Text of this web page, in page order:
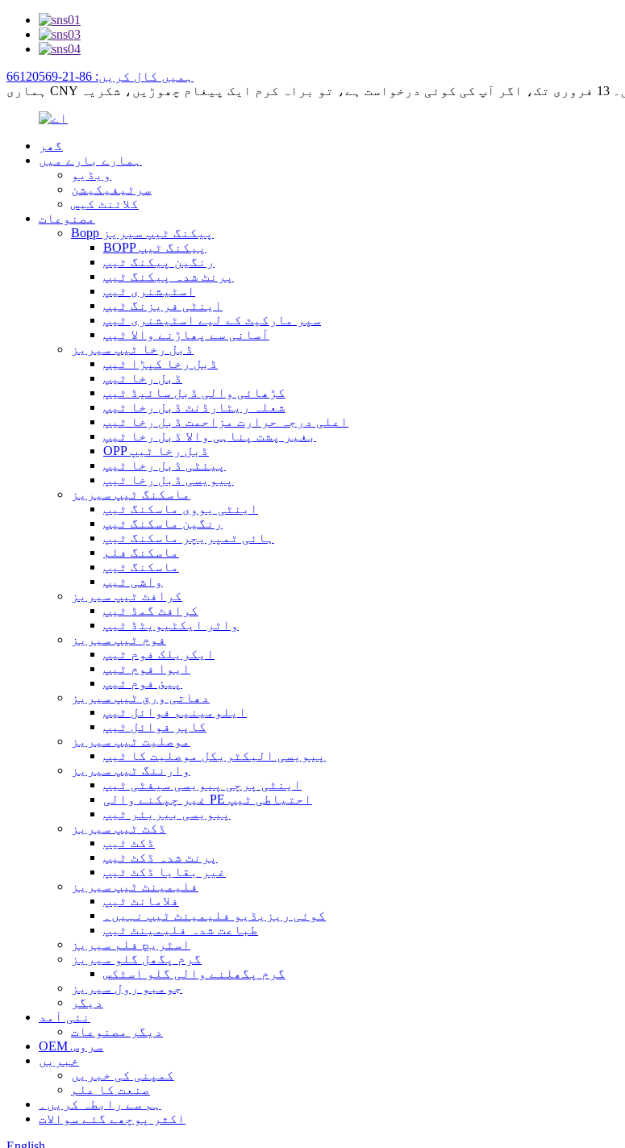
ہمیں کال کریں: 86-21-66120569
گھر
ہمارے بارے میں
ویڈیو
سرٹیفیکیشن
کلائنٹ کیس
مصنوعات
Bopp پیکنگ ٹیپ سیریز
BOPP پیکنگ ٹیپ
رنگین پیکنگ ٹیپ
پرنٹ شدہ پیکنگ ٹیپ
اسٹیشنری ٹیپ
اینٹی فریزنگ ٹیپ
سپر مارکیٹ کے لیے اسٹیشنری ٹیپ
آسانی سے پھاڑنے والا ٹیپ
ڈبل رخا ٹیپ سیریز
ڈبل رخا کپڑا ٹیپ
ڈبل رخا ٹیپ
کڑھائی والی ڈبل سائیڈ ٹیپ
شعلہ ریٹارڈنٹ ڈبل رخا ٹیپ
اعلی درجہ حرارت مزاحمت ڈبل رخا ٹیپ
بغیر پشت پناہی والا ڈبل ​​رخا ٹیپ
OPP ڈبل رخا ٹیپ
پیئٹی ڈبل رخا ٹیپ
پیویسی ڈبل رخا ٹیپ
ماسکنگ ٹیپ سیریز
اینٹی یووی ماسکنگ ٹیپ
رنگین ماسکنگ ٹیپ
ہائی ٹمپریچر ماسکنگ ٹیپ
ماسکنگ فلم
ماسکنگ ٹیپ
واشی ٹیپ
کرافٹ ٹیپ سیریز
کرافٹ گمڈ ٹیپ
واٹر ایکٹیویٹڈ ٹیپ
فوم ٹیپ سیریز
ایکریلک فوم ٹیپ
ایوا فوم ٹیپ
پیئ فوم ٹیپ
دھاتی ورق ٹیپ سیریز
ایلومینیم فوائل ٹیپ
کاپر فوائل ٹیپ
موصلیت ٹیپ سیریز
پیویسی الیکٹریکل موصلیت کا ٹیپ
وارننگ ٹیپ سیریز
اینٹی پرچی پیویسی سیفٹی ٹیپ
غیر چپکنے والی PE احتیاطی ٹیپ
پیویسی بیریئر ٹیپ
ڈکٹ ٹیپ سیریز
ڈکٹ ٹیپ
پرنٹ شدہ ڈکٹ ٹیپ
غیر بقایا ڈکٹ ٹیپ
فلیمینٹ ٹیپ سیریز
فلامانٹ ٹیپ
کوئی ریزیڈیو فلیمینٹ ٹیپ نہیں۔
طباعت شدہ فلیمینٹ ٹیپ
اسٹریچ فلم سیریز
گرم پگھل گلو سیریز
گرم پگھلنے والی گلو اسٹکس
جومبو رول سیریز
دیگر
نئی آمد
دیگر مصنوعات
OEM سروس
خبریں
کمپنی کی خبریں
صنعت کا علم
ہم سے رابطہ کریں۔
اکثر پوچھے گئے سوالات